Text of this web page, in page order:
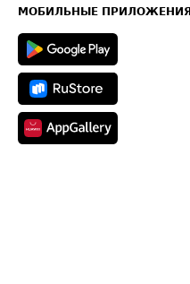
Техническая информация
МОБИЛЬНЫЕ ПРИЛОЖЕНИЯ